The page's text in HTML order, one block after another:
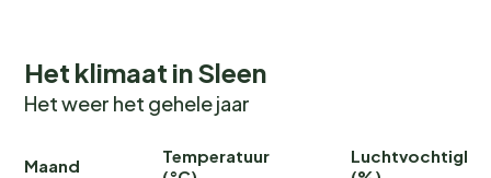
Het klimaat in Sleen
Het weer het gehele jaar
Maand
Temperatuur